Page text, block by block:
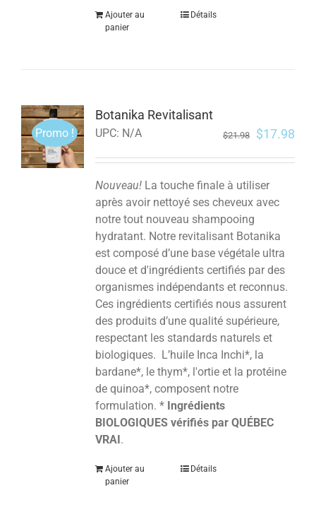
Ajouter au
panier
Détails
Promo !
Botanika Revitalisant
UPC: N/A $21.98 $17.98
Nouveau!La touche finale à utiliser
après avoir nettoyé ses cheveux avec
notre tout nouveau shampooing
hydratant. Notre revitalisant Botanika
est composé d’une base végétale ultra
douce et d'ingrédients certifiés par des
organismes indépendants et reconnus.
Ces ingrédients certifiés nous assurent
des produits d’une qualité supérieure,
respectant les standards naturels et
biologiques. L’huile Inca Inchi*, la
bardane*, le thym*, l'ortie et la protéine
de quinoa*, composent notre
formulation. *Ingrédients
BIOLOGIQUES vérifiés par QUÉBEC
VRAI.
Ajouter au
panier
Détails